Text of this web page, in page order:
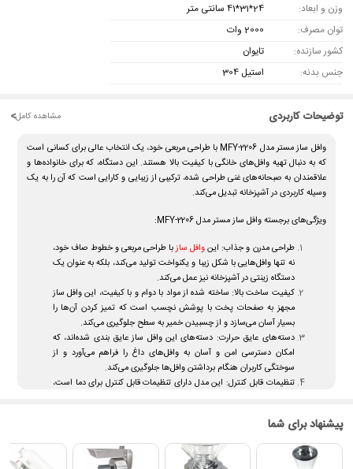
وزن و ابعاد:
24*31*41 سانتی متر
توان مصرف:
2000 وات
کشور سازنده:
تایوان
جنس بدنه:
استیل 304
توضیحات کاربردی مشاهده کامل<
وافل ساز مستر مدل MFY-2206 با طراحی مربعی خود، یک انتخاب عالی برای کسانی است
که به دنبال تهیه وافل‌های خانگی با کیفیت بالا هستند. این دستگاه، که برای خانواده‌ها و
علاقمندان به صبحانه‌های غنی طراحی شده، ترکیبی از زیبایی و کارایی است که آن را به یک
وسیله کاربردی در آشپزخانه تبدیل می‌کند.
ویژگی‌های برجسته وافل ساز مستر مدل MFY-2206:
طراحی مدرن و جذاب: اینوافل سازبا طراحی مربعی و خطوط صاف خود،
نه تنها وافل‌هایی با شکل زیبا و یکنواخت تولید می‌کند، بلکه به عنوان یک
دستگاه زینتی در آشپزخانه نیز عمل می‌کند.
کیفیت ساخت بالا: ساخته شده از مواد با دوام و با کیفیت، این وافل ساز
مجهز به صفحات پخت با پوشش نچسب است که تمیز کردن آن‌ها را
بسیار آسان می‌سازد و از چسبیدن خمیر به سطح جلوگیری می‌کند.
دسته‌های عایق حرارت: دسته‌های این وافل ساز عایق بندی شده‌اند، که
امکان دسترسی امن و آسان به وافل‌های داغ را فراهم می‌آورد و از
سوختگی کاربران هنگام برداشتن وافل‌ها جلوگیری می‌کند.
تنظیمات قابل کنترل: این مدل دارای تنظیمات قابل کنترل برای دما است،
کاربرد چندمنظوره:
انواع دیگر غذاهای صبحانه مانند پنکیک، املت و حتی ساندویچ‌های
گریل شده استفاده کرد، که این خود ویژگی برجسته‌ای برای یک دستگاه
پیشنهاد برای شما